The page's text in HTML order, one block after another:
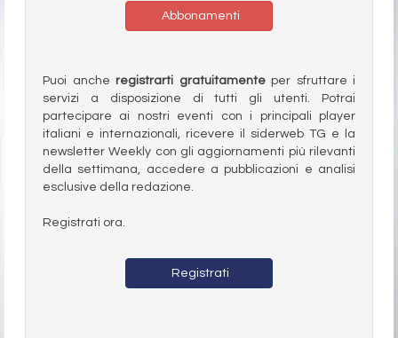
Abbonamenti
Puoi anche registrarti gratuitamenteper sfruttare i
servizi a disposizione di tutti gli utenti. Potrai
partecipare ai nostri eventi con i principali player
italiani e internazionali, ricevere il siderweb TG e la
newsletter Weekly con gli aggiornamenti più rilevanti
della settimana, accedere a pubblicazioni e analisi
esclusive della redazione.
Registrati ora.
Registrati